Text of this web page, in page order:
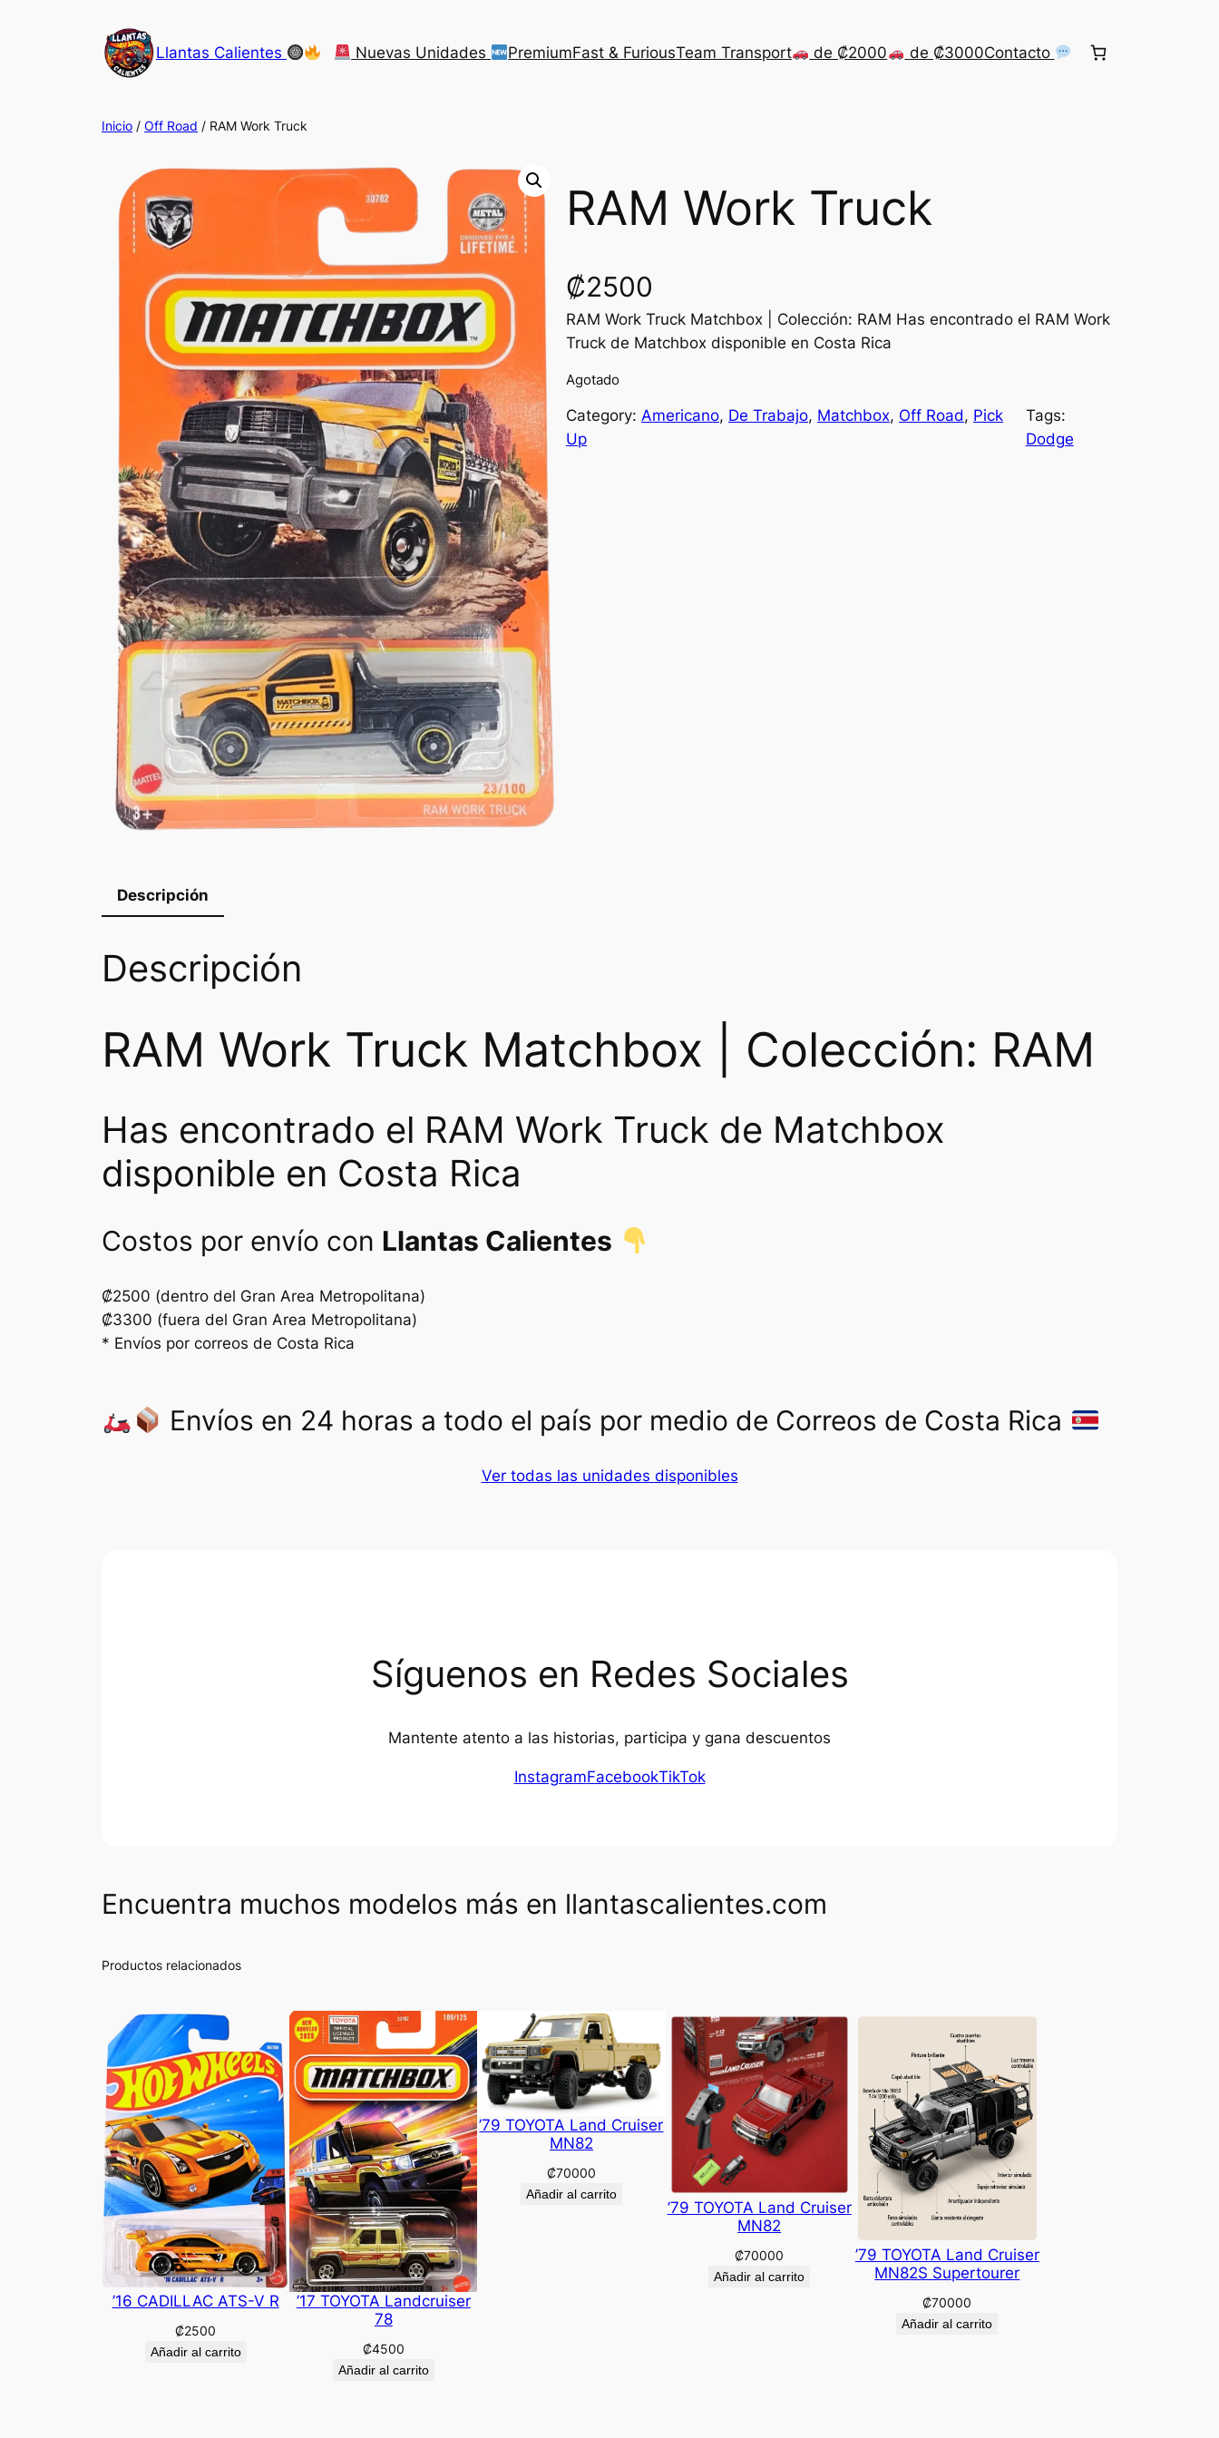
Llantas Calientes Nuevas Unidades PremiumFast & FuriousTeam Transport de ₡2000 de ₡3000Contacto
Inicio / Off Road / RAM Work Truck
RAM Work Truck
₡2500
RAM Work Truck Matchbox | Colección: RAM Has encontrado el RAM Work
Truck de Matchbox disponible en Costa Rica
Agotado
Category: Americano, De Trabajo, Matchbox, Off Road, Pick
Up
Tags:
Dodge
Descripción
Descripción
RAM Work Truck Matchbox | Colección: RAM
Has encontrado el RAM Work Truck de Matchbox
disponible en Costa Rica
Costos por envío con Llantas Calientes
₡2500 (dentro del Gran Area Metropolitana)
₡3300 (fuera del Gran Area Metropolitana)
* Envíos por correos de Costa Rica
Envíos en 24 horas a todo el país por medio de Correos de Costa Rica
Ver todas las unidades disponibles
Síguenos en Redes Sociales
Mantente atento a las historias, participa y gana descuentos
InstagramFacebookTikTok
Encuentra muchos modelos más en llantascalientes.com
Productos relacionados
’16 CADILLAC ATS-V R
₡2500
Añadir al carrito
’17 TOYOTA Landcruiser
78
₡4500
Añadir al carrito
’79 TOYOTA Land Cruiser
MN82
₡70000
Añadir al carrito
’79 TOYOTA Land Cruiser
MN82
₡70000
Añadir al carrito
’79 TOYOTA Land Cruiser
MN82S Supertourer
₡70000
Añadir al carrito